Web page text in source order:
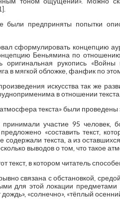
были предприняты попытки
сформулировать концепцию
Беньямина по
оригинальная рукопись
в мягкой обложке, фанфик по
искусства так же
в отношении текста.
текста» были
участие 95 человек,
«составить текст,
содержали текста, а из
выводов о том, что такое
текст, в котором читатель
связана с обстановкой,
для этой локации предметами
«солнечно», «тёплый